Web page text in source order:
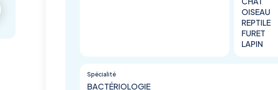
OISEAU
REPTILE
FURET
LAPIN
Spécialité
BACTÉRIOLOGIE